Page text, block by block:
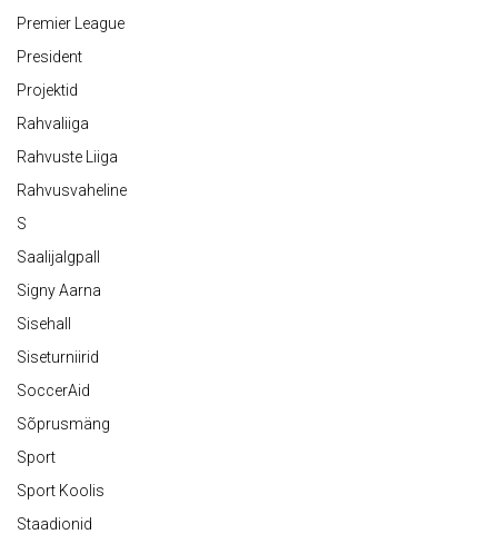
Premier League
President
Projektid
Rahvaliiga
Rahvuste Liiga
Rahvusvaheline
S
Saalijalgpall
Signy Aarna
Sisehall
Siseturniirid
SoccerAid
Sõprusmäng
Sport
Sport Koolis
Staadionid